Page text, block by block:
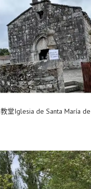
堂Iglesia de Santa María